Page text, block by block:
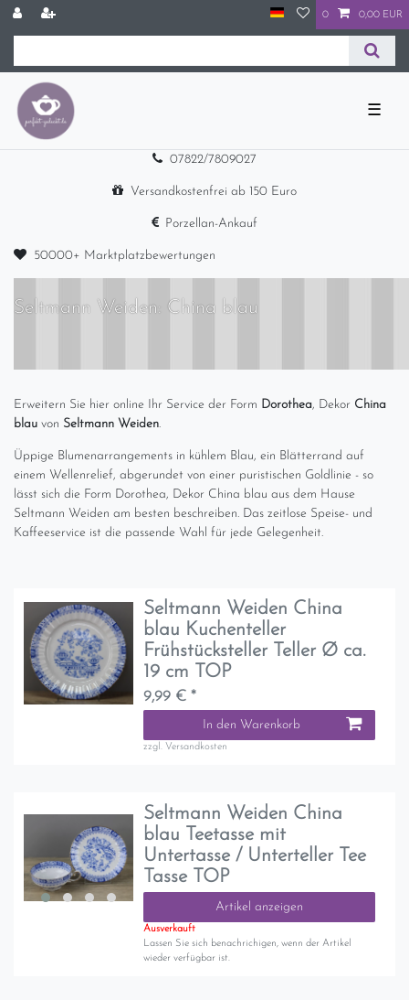
0 0,00 EUR
☰
07822/7809027
Versandkostenfrei ab 150 Euro
Porzellan-Ankauf
50000+ Marktplatzbewertungen
Seltmann Weiden: China blau
Erweitern Sie hier online Ihr Service der Form Dorothea, Dekor China
blau von Seltmann Weiden.
Üppige Blumenarrangements in kühlem Blau, ein Blätterrand auf
einem Wellenrelief, abgerundet von einer puristischen Goldlinie - so
lässt sich die Form Dorothea, Dekor China blau aus dem Hause
Seltmann Weiden am besten beschreiben. Das zeitlose Speise- und
Kaffeeservice ist die passende Wahl für jede Gelegenheit.
Seltmann Weiden China
blau Kuchenteller
Frühstücksteller Teller Ø ca.
19 cm TOP
9,99 € *
In den Warenkorb
zzgl. Versandkosten
Seltmann Weiden China
blau Teetasse mit
Untertasse / Unterteller Tee
Tasse TOP
Artikel anzeigen
Ausverkauft
Lassen Sie sich benachrichigen, wenn der Artikel
wieder verfügbar ist.